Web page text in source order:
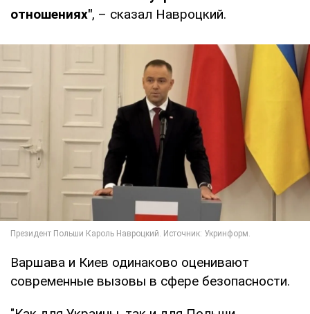
отношениях", – сказал Навроцкий.
Варшава и Киев одинаково оценивают
современные вызовы в сфере безопасности.